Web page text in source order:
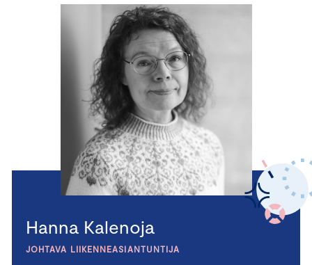
Hanna Kalenoja
JOHTAVA LIIKENNEASIANTUNTIJA